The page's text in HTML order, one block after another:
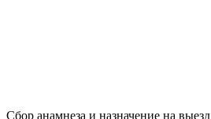
Сбор анамнеза и назначение на выезд